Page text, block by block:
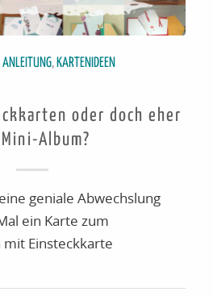
ANLEITUNG, KARTENIDEEN
oder doch eher
Album?
geniale Abwechslung
ein Karte zum
Einsteckkarte